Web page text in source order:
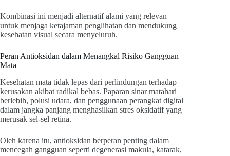
Kombinasi ini menjadi alternatif alami yang relevan
untuk menjaga ketajaman penglihatan dan mendukung
kesehatan visual secara menyeluruh.
Peran Antioksidan dalam Menangkal Risiko Gangguan
Mata
Kesehatan mata tidak lepas dari perlindungan terhadap
kerusakan akibat radikal bebas. Paparan sinar matahari
berlebih, polusi udara, dan penggunaan perangkat digital
dalam jangka panjang menghasilkan stres oksidatif yang
merusak sel-sel retina.
Oleh karena itu, antioksidan berperan penting dalam
mencegah gangguan seperti degenerasi makula, katarak,